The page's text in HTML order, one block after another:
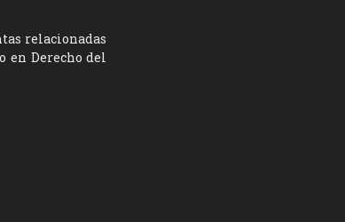
relacionadas
en Derecho del